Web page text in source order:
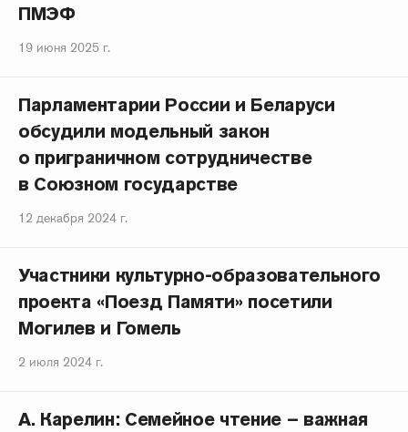
ПМЭФ
19 июня 2025 г.
Парламентарии России и Беларуси
обсудили модельный закон
о приграничном сотрудничестве
в Союзном государстве
12 декабря 2024 г.
Участники культурно-образовательного
проекта «Поезд Памяти» посетили
Могилев и Гомель
2 июля 2024 г.
А. Карелин: Семейное чтение – важная